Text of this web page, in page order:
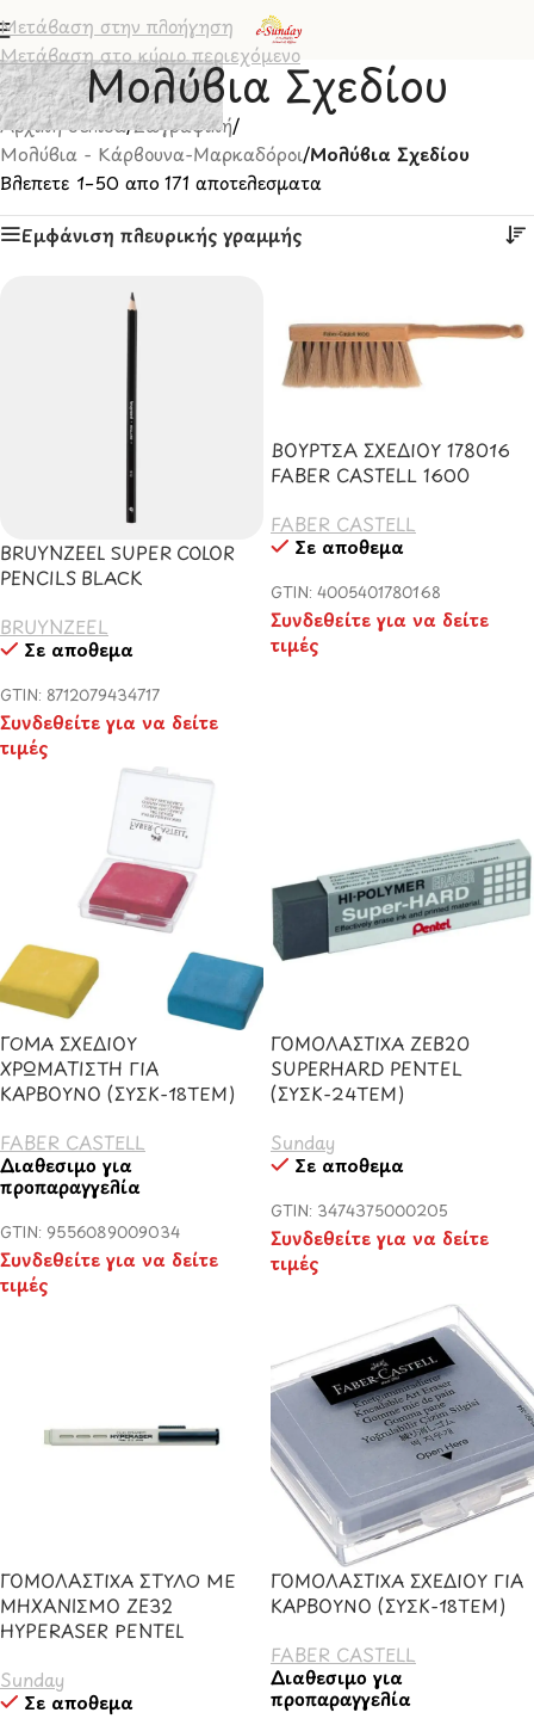
Μετάβαση στην πλοήγηση
Μετάβαση στο κύριο περιεχόμενο
Μολύβια Σχεδίου
Αρχική σελίδα/Ζωγραφική/
Μολύβια - Κάρβουνα-Μαρκαδόροι/Μολύβια Σχεδίου
Βλέπετε 1–50 από 171 αποτελέσματα
Εμφάνιση πλευρικής γραμμής
BRUYNZEEL SUPER COLOR
PENCILS BLACK
BRUYNZEEL
Σε απόθεμα
GTIN: 8712079434717
Συνδεθείτε για να δείτε
τιμές
ΒΟΥΡΤΣΑ ΣΧΕΔΙΟΥ 178016
FABER CASTELL 1600
FABER CASTELL
Σε απόθεμα
GTIN: 4005401780168
Συνδεθείτε για να δείτε
τιμές
ΓΟΜΑ ΣΧΕΔΙΟΥ
ΧΡΩΜΑΤΙΣΤΗ ΓΙΑ
ΚΑΡΒΟΥΝΟ (ΣΥΣΚ-18ΤΕΜ)
FABER CASTELL
Διαθέσιμο για
προπαραγγελία
GTIN: 9556089009034
Συνδεθείτε για να δείτε
τιμές
ΓΟΜΟΛΑΣΤΙΧΑ ZEB20
SUPERHARD PENTEL
(ΣΥΣΚ-24ΤΕΜ)
Sunday
Σε απόθεμα
GTIN: 3474375000205
Συνδεθείτε για να δείτε
τιμές
ΓΟΜΟΛΑΣΤΙΧΑ ΣΤΥΛΟ ΜΕ
ΜΗΧΑΝΙΣΜΟ ZE32
HYPERASER PENTEL
Sunday
Σε απόθεμα
ΓΟΜΟΛΑΣΤΙΧΑ ΣΧΕΔΙΟΥ ΓΙΑ
ΚΑΡΒΟΥΝΟ (ΣΥΣΚ-18ΤΕΜ)
FABER CASTELL
Διαθέσιμο για
προπαραγγελία